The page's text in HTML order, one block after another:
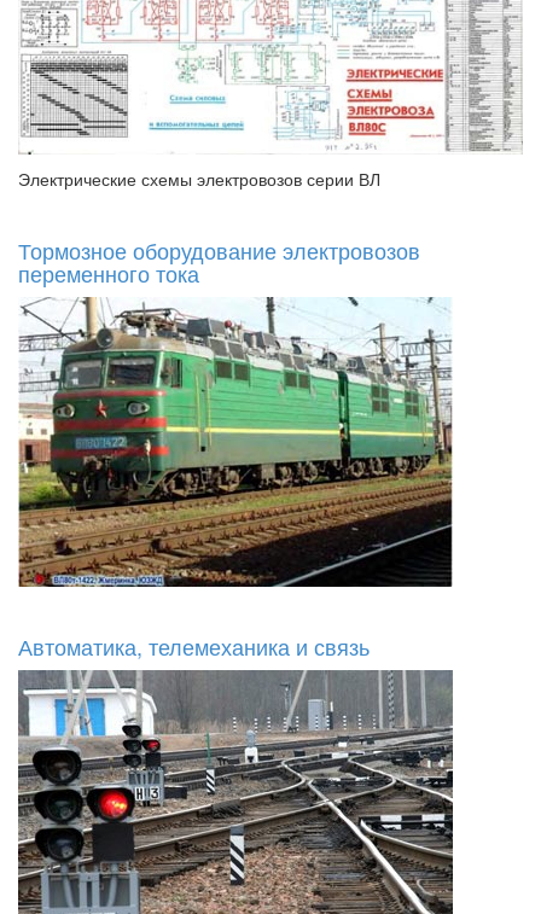
Электрические схемы электровозов серии ВЛ
Тормозное оборудование электровозов
переменного тока
Автоматика, телемеханика и связь